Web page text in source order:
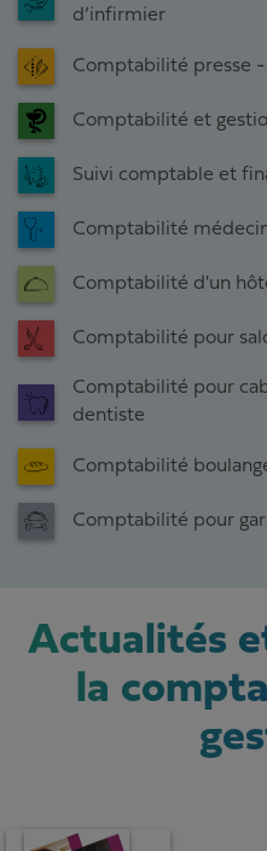
d’infirmier
Comptabilité presse
Comptabilité et
Suivi comptable et
Comptabilité
Comptabilité d'un
Comptabilité pour
Comptabilité pour
dentiste
Comptabilité
Comptabilité pour
Actualités
la